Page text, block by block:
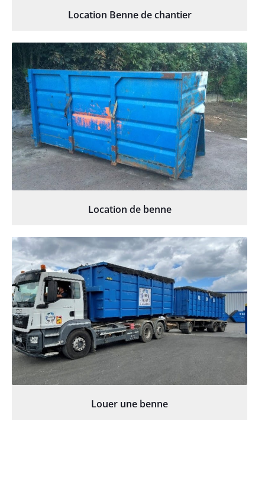
Location Benne de chantier
Location de benne
Louer une benne